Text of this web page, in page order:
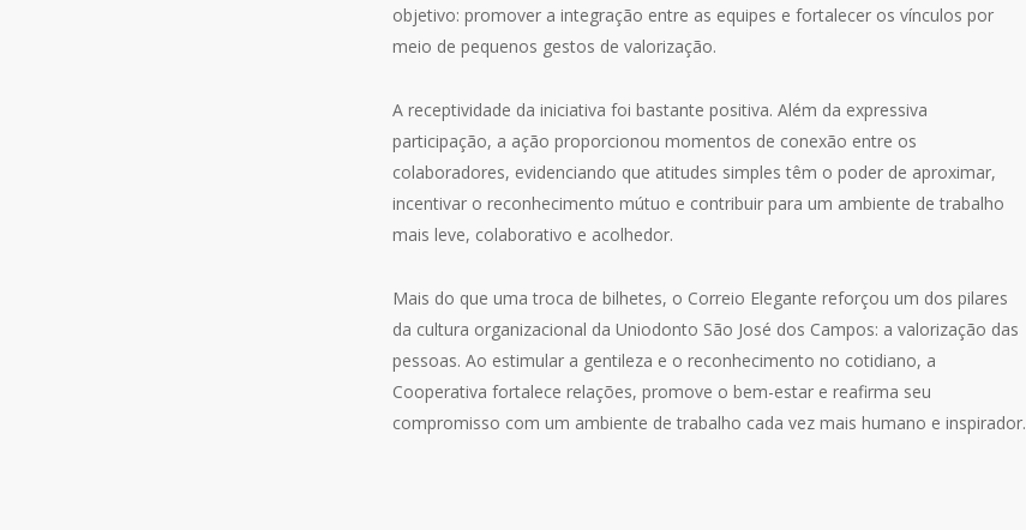
objetivo: promover a integração entre as equipes e fortalecer os vínculos por
meio de pequenos gestos de valorização.
A receptividade da iniciativa foi bastante positiva. Além da expressiva
participação, a ação proporcionou momentos de conexão entre os
colaboradores, evidenciando que atitudes simples têm o poder de aproximar,
incentivar o reconhecimento mútuo e contribuir para um ambiente de trabalho
mais leve, colaborativo e acolhedor.
Mais do que uma troca de bilhetes, o Correio Elegante reforçou um dos pilares
da cultura organizacional da Uniodonto São José dos Campos: a valorização das
pessoas. Ao estimular a gentileza e o reconhecimento no cotidiano, a
Cooperativa fortalece relações, promove o bem-estar e reafirma seu
compromisso com um ambiente de trabalho cada vez mais humano e inspirador.